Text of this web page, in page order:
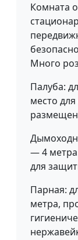
Комната
Много
Палуба:
место
— 4
для
Парная:
метра,